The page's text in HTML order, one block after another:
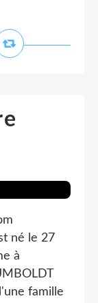
né le 27
à
famille